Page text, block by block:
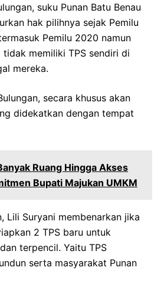
suku Punan Batu Benau
hak pilihnya sejak Pemilu
Pemilu 2020 namun
tidak memiliki TPS sendiri di
mereka.
secara khusus akan
didekatkan dengan tempat
Ruang Hingga Akses
Bupati Majukan UMKM
Lili Suryani membenarkan jika
2 TPS baru untuk
terpencil. Yaitu TPS
serta masyarakat Punan